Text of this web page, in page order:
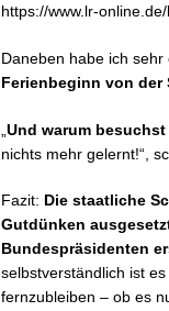
https://www.lr-
Daneben habe ich
Ferienbeginn von der
Und warum
nichts mehr gelernt!“,
Fazit: Die staatliche
Gutdünken
Bundespräsidenten
selbstverständlich ist
fernzubleiben – ob es